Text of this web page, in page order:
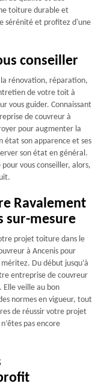
toiture durable et
sérénité et profitez d'une
conseiller
la rénovation, réparation,
de votre toit à
vous guider. Connaissant
de couvreur à
pour augmenter la
son apparence et ses
son état en général.
vous conseiller, alors,
Ravalement
sur-mesure
projet toiture dans le
à Ancenis pour
Du début jusqu’à
entreprise de couvreur
Elle veille au bon
normes en vigueur, tout
de réussir votre projet
pas encore